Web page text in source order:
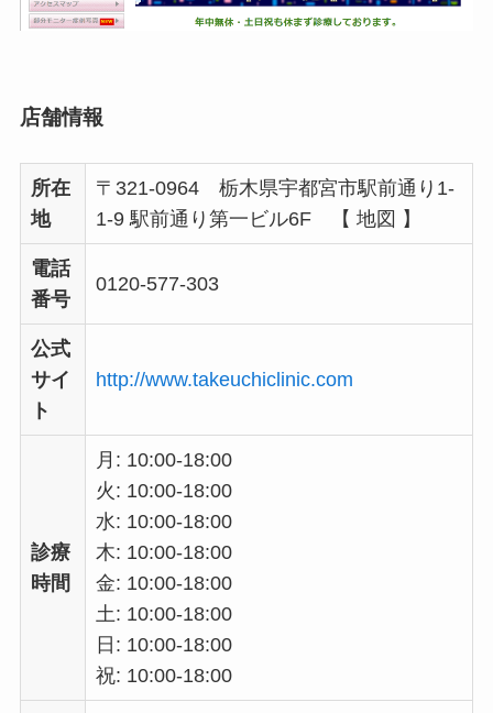
店舗情報
所在
地
〒321-0964 栃木県宇都宮市駅前通り1-
1-9 駅前通り第一ビル6F 【 地図 】
電話
番号
0120-577-303
公式
サイ
ト
http://www.takeuchiclinic.com
診療
時間
月: 10:00-18:00
火: 10:00-18:00
水: 10:00-18:00
木: 10:00-18:00
金: 10:00-18:00
土: 10:00-18:00
日: 10:00-18:00
祝: 10:00-18:00